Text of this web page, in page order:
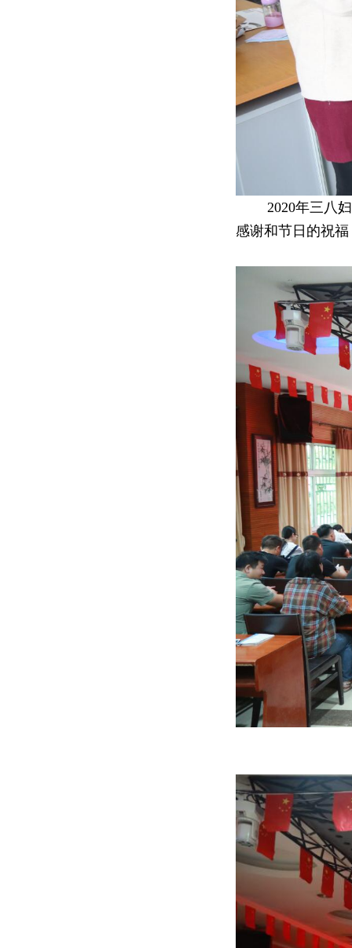
2020年三八妇
感谢和节日的祝福